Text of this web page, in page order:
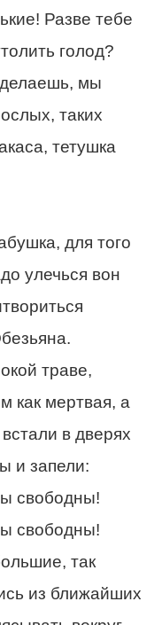
Разве тебе
голод?
мы
таких
тетушка
для того
улечься вон
траве,
как мертвая, а
в дверях
и запели:
свободны!
свободны!
так
из ближайших